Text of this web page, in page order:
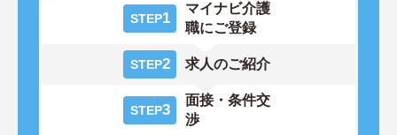
STEP1
マイナビ介護
職にご登録
STEP2 求人のご紹介
STEP3
面接・条件交
渉